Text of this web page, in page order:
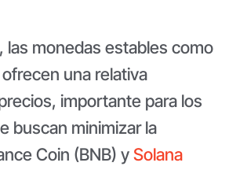
las monedas estables como
una relativa
importante para los
buscan minimizar la
Coin (BNB) ySolana